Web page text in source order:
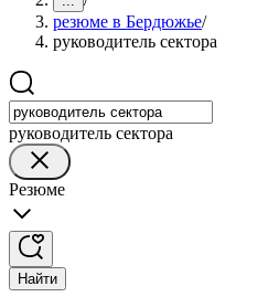
резюме в Бердюжье/
руководитель сектора
руководитель сектора
Резюме
Найти